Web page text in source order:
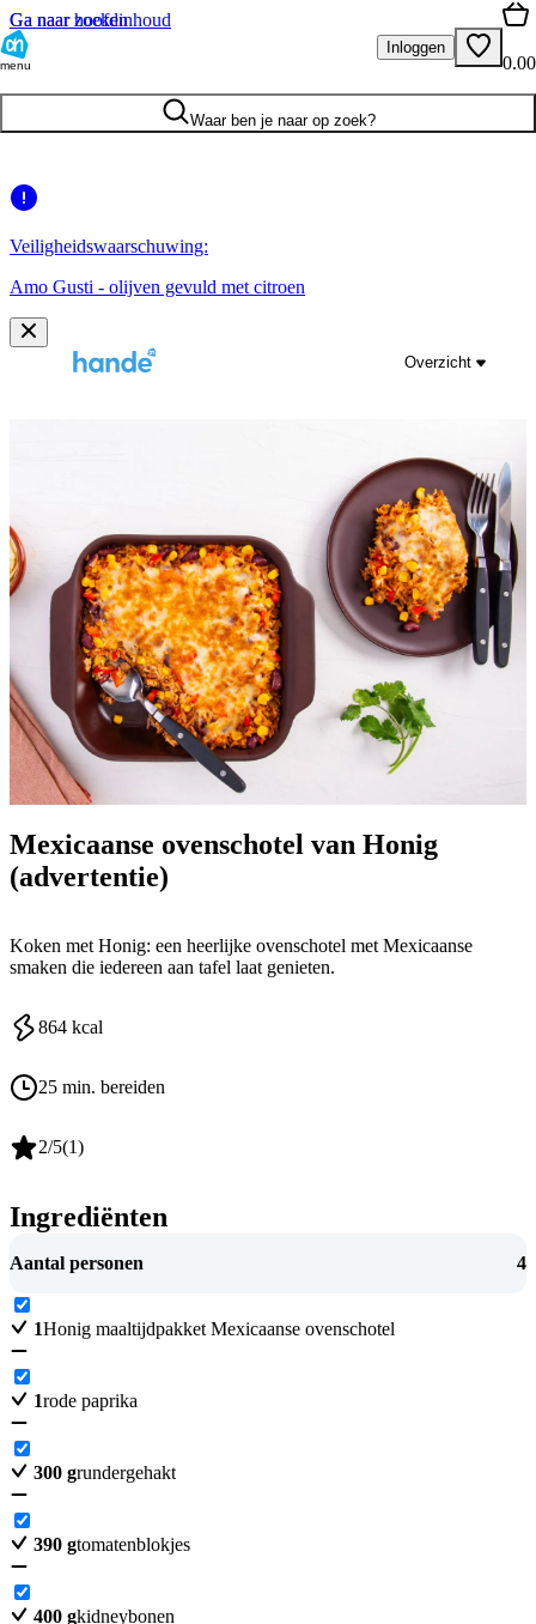
Ga naar hoofdinhoud
Ga naar zoeken
menu
Inloggen
0.00
Waar ben je naar op zoek?
Veiligheidswaarschuwing:
Amo Gusti - olijven gevuld met citroen
Overzicht
Mexicaanse ovenschotel van Honig
(advertentie)
Koken met Honig: een heerlijke ovenschotel met Mexicaanse
smaken die iedereen aan tafel laat genieten.
864 kcal
25 min. bereiden
2/5(1)
Ingrediënten
Aantal personen 4
1Honig maaltijdpakket Mexicaanse ovenschotel
1rode paprika
300 grundergehakt
390 gtomatenblokjes
400 gkidneybonen